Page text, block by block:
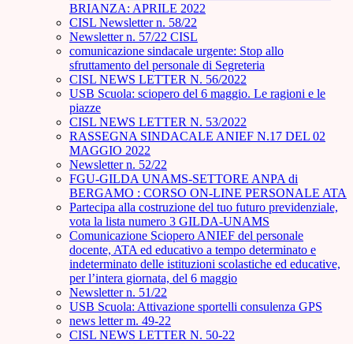
BRIANZA: APRILE 2022
CISL Newsletter n. 58/22
Newsletter n. 57/22 CISL
comunicazione sindacale urgente: Stop allo
sfruttamento del personale di Segreteria
CISL NEWS LETTER N. 56/2022
USB Scuola: sciopero del 6 maggio. Le ragioni e le
piazze
CISL NEWS LETTER N. 53/2022
RASSEGNA SINDACALE ANIEF N.17 DEL 02
MAGGIO 2022
Newsletter n. 52/22
FGU-GILDA UNAMS-SETTORE ANPA di
BERGAMO : CORSO ON-LINE PERSONALE ATA
Partecipa alla costruzione del tuo futuro previdenziale,
vota la lista numero 3 GILDA-UNAMS
Comunicazione Sciopero ANIEF del personale
docente, ATA ed educativo a tempo determinato e
indeterminato delle istituzioni scolastiche ed educative,
per l’intera giornata, del 6 maggio
Newsletter n. 51/22
USB Scuola: Attivazione sportelli consulenza GPS
news letter m. 49-22
CISL NEWS LETTER N. 50-22